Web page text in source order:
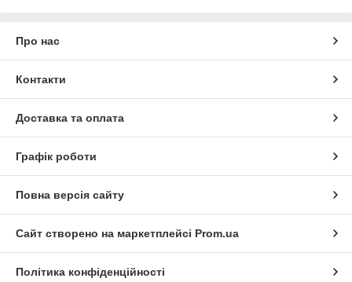
Про нас
Контакти
Доставка та оплата
Графік роботи
Повна версія сайту
Сайт створено на маркетплейсі Prom.ua
Політика конфіденційності